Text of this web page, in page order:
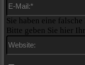
Sie haben eine
Bitte geben Sie hier